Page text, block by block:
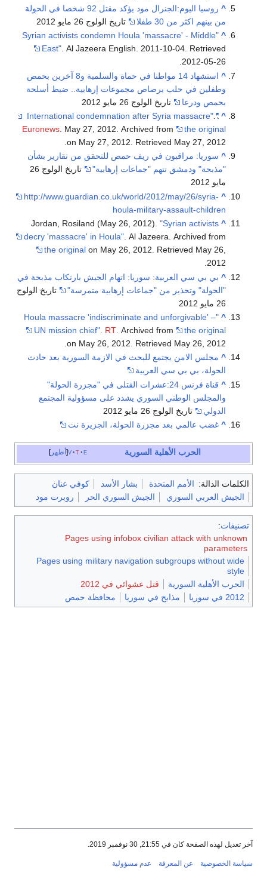
^
روسيا اليوم:الجنرال مود يؤكد مقتل 92 شخصا في الحولة
من بينهم اكثر من 30 طفلا
تاريخ الولوج 26 مايو 2012
^
"Syrian activists condemn Houla 'massacre' - Middle
East" . Al Jazeera English. 2011-10-04 . Retrieved
2012-05-26
^
استشهاد 14 مواطنا في حماة والسلمية و8 آخرين بحمص
وطفلين في حلب برصاص مجموعات إرهابية.. ضبط أسلحة
بحمص ودرعا
تاريخ الولوج 26 مايو 2012
^
"International condemnation after Syria massacre"
.
Euronews . May 27, 2012. Archived from
the original
on May 27, 2012 . Retrieved May 27, 2012
.
^ سوريا: مراقبون في ريف حمص للتحقق من تقارير بشأن
"مذبحة" ودمشق تتهم "جماعات إرهابية"
تاريخ الولوج 26
مايو 2012
^
http://www.guardian.co.uk/world/2012/may/26/syria-
houla-military-assault-children
^
Jordan, Rosiland (May 26, 2012)."Syrian activists
decry 'massacre' in Houla" . Al Jazeera. Archived from
the original on May 26, 2012 . Retrieved May 26,
2012
^ بي بي سي العربية: سوريا: اتهام الجيش بارتكاب مذبحة في
"الحولة" وتحذير من "جماعات إرهابية متمرسة"
تاريخ الولوج
26 مايو 2012
^
"Houla massacre 'indiscriminate and unforgivable' –
UN mission chief" RT . Archived from
the original
on May 26, 2012 . Retrieved May 26, 2012
.
^ مجلس الامن يجتمع للبحث في الازمة السورية بعد حادث
الحولة، بي بي سي العربية
^
قناة فرنس 24:عشرات القتلى في "مجزرة الحولة"
والمجلس الوطني السوري يشدد على مسؤولية المجتمع
الدولي
تاريخ الولوج 26 مايو 2012
^ غضب عالمي بعد مجزرة الحولة، الجزيرة نت
أظهر v t e الحرب الأهلية السورية
الكلمات الدالة: الأمم المتحدة بشار الأسد
كوفي عنان
الجيش العربي السوري
الجيش السوري الحر روبرت مود
تصنيفات:
Pages using infobox civilian attack with unknown
parameters
Pages using military navigation subgroups without wide
style
الحرب الأهلية السورية
قتل عشوائي في 2012
2012 في سوريا
مذابح في سوريا محافظة حمص
آخر تعديل لهذه الصفحة كان في 21:55, 30 نوفمبر 2019.
سياسة الخصوصية عن المعرفة عدم مسؤولية